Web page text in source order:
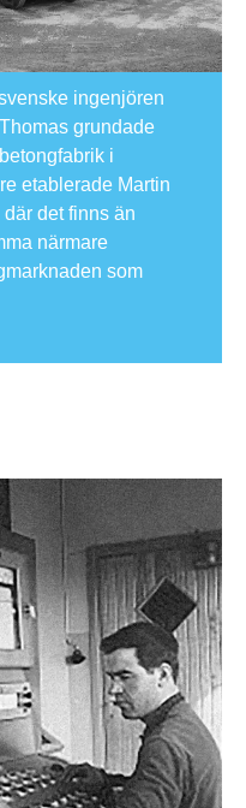
ingenjören
grundade
i
etablerade Martin
det finns än
närmare
som